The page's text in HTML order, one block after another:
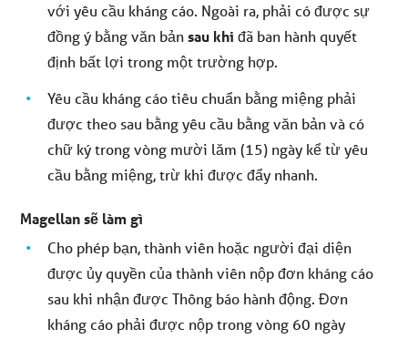
với yêu cầu kháng cáo. Ngoài ra, phải có được sự
đồng ý bằng văn bảnsau khi đã ban hành quyết
định bất lợi trong một trường hợp.
Yêu cầu kháng cáo tiêu chuẩn bằng miệng phải
được theo sau bằng yêu cầu bằng văn bản và có
chữ ký trong vòng mười lăm (15) ngày kể từ yêu
cầu bằng miệng, trừ khi được đẩy nhanh.
Magellan sẽ làm gì
Cho phép bạn, thành viên hoặc người đại diện
được ủy quyền của thành viên nộp đơn kháng cáo
sau khi nhận được Thông báo hành động. Đơn
kháng cáo phải được nộp trong vòng 60 ngày